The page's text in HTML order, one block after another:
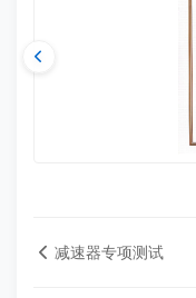
减速器专项测试